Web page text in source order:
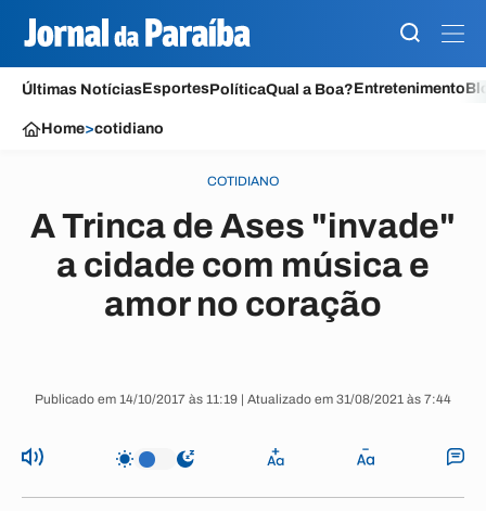
Últimas NotíciasEsportesPolíticaQual a Boa?Entretenimento
Home>cotidiano
COTIDIANO
A Trinca de Ases "invade"
a cidade com música e
amor no coração
Publicado em 14/10/2017 às 11:19 | Atualizado em 31/08/2021 às 7:44